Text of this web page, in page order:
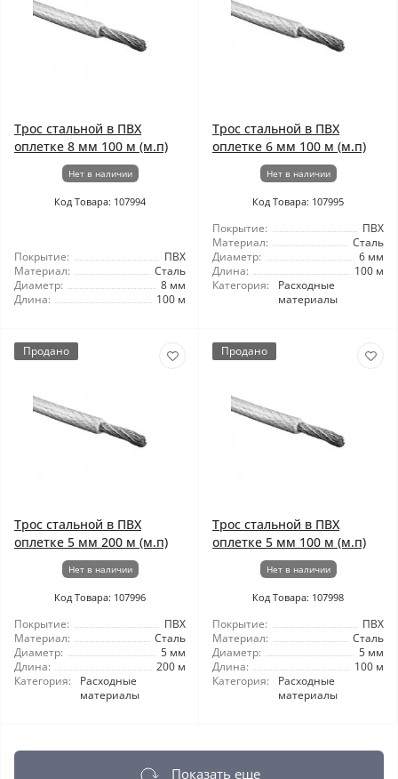
Трос стальной в ПВХ
оплетке 8 мм 100 м (м.п)
Нет в наличии
Код Товара: 107994
Покрытие:
ПВХ
Материал:
Сталь
Диаметр:
8 мм
Длина:
100 м
Трос стальной в ПВХ
оплетке 6 мм 100 м (м.п)
Нет в наличии
Код Товара: 107995
Покрытие:
ПВХ
Материал:
Сталь
Диаметр:
6 мм
Длина:
100 м
Категория:
Расходные
материалы
Продано
Трос стальной в ПВХ
оплетке 5 мм 200 м (м.п)
Нет в наличии
Код Товара: 107996
Покрытие:
ПВХ
Материал:
Сталь
Диаметр:
5 мм
Длина:
200 м
Категория:
Расходные
материалы
Продано
Трос стальной в ПВХ
оплетке 5 мм 100 м (м.п)
Нет в наличии
Код Товара: 107998
Покрытие:
ПВХ
Материал:
Сталь
Диаметр:
5 мм
Длина:
100 м
Категория:
Расходные
материалы
Показать еще